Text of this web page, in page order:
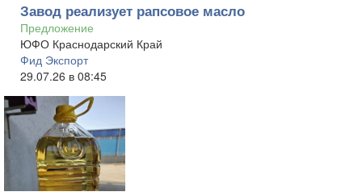
Завод реализует рапсовое масло
Предложение
ЮФО Краснодарский Край
Фид Экспорт
29.07.26 в 08:45